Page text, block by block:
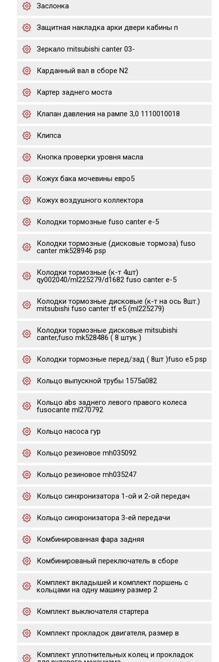
Заслонка
Защитная накладка арки двери кабины п
Зеркало mitsubishi canter 03-
Карданный вал в сборе N2
Картер заднего моста
Клапан давления на рампе 3,0 1110010018
Клипса
Кнопка проверки уровня масла
Кожух бака мочевины евро5
Кожух воздушного коллектора
Колодки тормозные fuso canter e-5
Колодки тормозные (дисковые тормоза) fuso
canter mk528946 psp
Колодки тормозные (к-т 4шт)
qy002040/ml225279/d1682 fuso canter e-5
Колодки тормозные дисковые (к-т на ось 8шт.)
mitsubishi fuso canter tf e5 (ml225279)
Колодки тормозные дисковые mitsubishi
canter,fuso mk528486 ( 8 штук )
Колодки тормозные перед/зад ( 8шт )fuso е5 psp
Кольцо выпускной трубы 1575a082
Кольцо abs заднего левого правого колеса
fusocante ml270792
Кольцо насоса гур
Кольцо резиновое mh035092
Кольцо резиновое mh035247
Кольцо синхронизатора 1-ой и 2-ой передач
Кольцо синхронизатора 3-ей передачи
Комбинированная фара задняя
Комбинированый переключатель в сборе
Комплект вкладышей и комплект поршень с
кольцами на одну машину размер 2
Комплект выключателя стартера
Комплект прокладок двигателя, размер в
Комплект уплотнительных колец и прокладок